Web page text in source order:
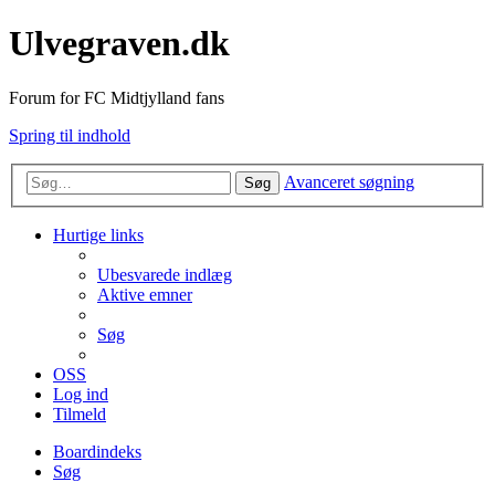
Ulvegraven.dk
Forum for FC Midtjylland fans
Spring til indhold
Søg Avanceret søgning
Hurtige links
Ubesvarede indlæg
Aktive emner
Søg
OSS
Log ind
Tilmeld
Boardindeks
Søg